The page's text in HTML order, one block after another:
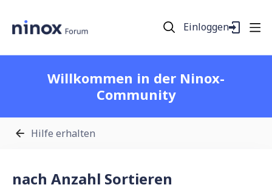
Einloggen
Willkommen in der Ninox-
Community
Hilfe erhalten
nach Anzahl Sortieren